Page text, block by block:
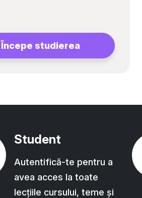
Începe studierea
Student
Autentifică-te pentru a
avea acces la toate
lecțiile cursului, teme și